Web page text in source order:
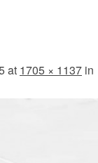
at 1705 × 1137 in